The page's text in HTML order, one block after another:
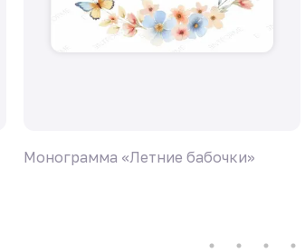
Монограмма «Летние бабочки»